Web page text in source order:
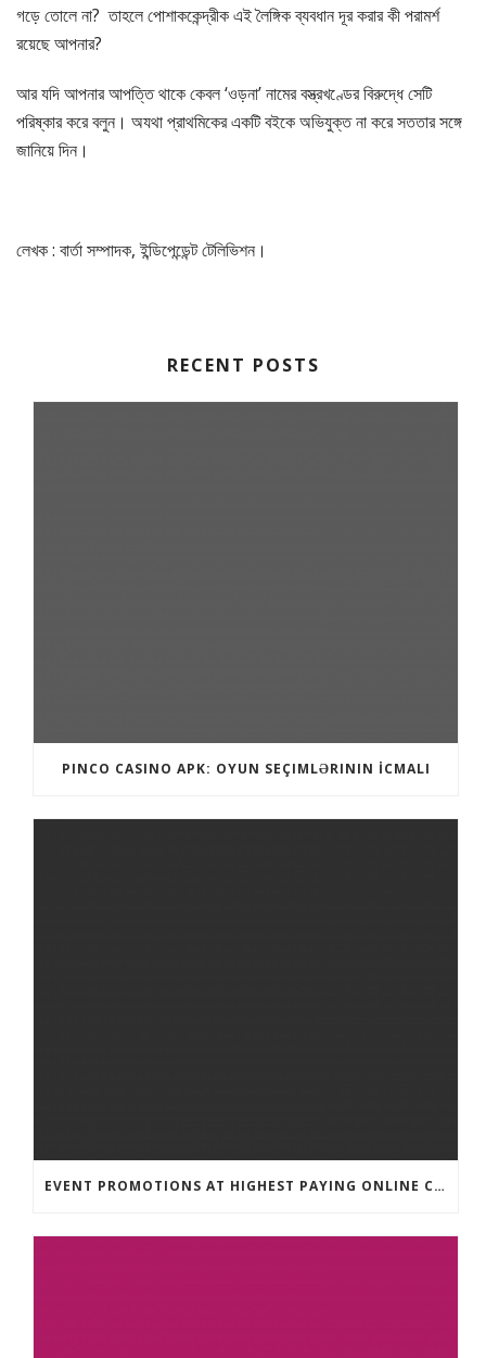
গড়ে তোলে না? তাহলে পোশাককেন্দ্রীক এই লৈঙ্গিক ব্যবধান দূর করার কী পরামর্শ
রয়েছে আপনার?
আর যদি আপনার আপত্তি থাকে কেবল ‘ওড়না’ নামের বস্ত্রখণ্ডের বিরুদ্ধে সেটি
পরিষ্কার করে বলুন। অযথা প্রাথমিকের একটি বইকে অভিযুক্ত না করে সততার সঙ্গে
জানিয়ে দিন।
লেখক : বার্তা সম্পাদক, ইন্ডিপেন্ডেন্ট টেলিভিশন।
RECENT POSTS
PINCO CASINO APK: OYUN SEÇIMLƏRININ İCMALI
EVENT PROMOTIONS AT HIGHEST PAYING ONLINE CASINOS WITH BEST RTP